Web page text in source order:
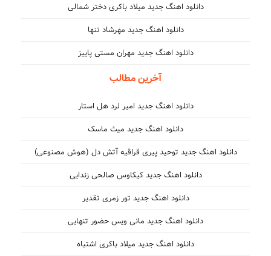
دانلود اهنگ جدید میلاد باکری دختر شمالی
دانلود اهنگ جدید مهرشاد تنها
دانلود اهنگ جدید مهران مستی پاییز
آخرین مطالب
دانلود اهنگ جدید امیر لرد هل استار
دانلود اهنگ جدید میث ماسک
دانلود اهنگ جدید توحید پیری قراقیه آتش دل (هوش مصنوعی)
دانلود اهنگ جدید کیکاوس صالحی زندایی
دانلود اهنگ جدید تور زمری تقدیر
دانلود اهنگ جدید مانی ویس حضور تنهایی
دانلود اهنگ جدید میلاد باکری اشتباه